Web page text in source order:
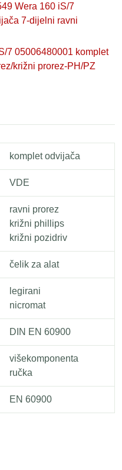
Wera 160 iS/7
7-dijelni ravni
7 05006480001 komplet
križni prorez-PH/PZ
komplet odvijača
VDE
ravni prorez
križni phillips
križni pozidriv
čelik za alat
legirani
nicromat
DIN EN 60900
višekomponenta
ručka
EN 60900